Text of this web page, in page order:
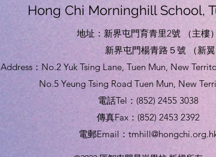
Hong Chi Morninghill School,
地址： 新界屯門育青里2號 （主樓）
新界屯門楊青路５號 （新翼
​Address：No.2 Yuk Tsing Lane, Tuen Mun, New
No.5 Yeung Tsing Road Tuen Mun, New
電話Tel：(852) 2455 3038
傳真Fax：(852) 2453 2392
​電郵Email：